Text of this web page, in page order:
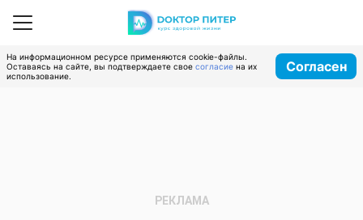
На информационном ресурсе применяются cookie-файлы.
Оставаясь на сайте, вы подтверждаете свое согласие на их
использование.
Согласен